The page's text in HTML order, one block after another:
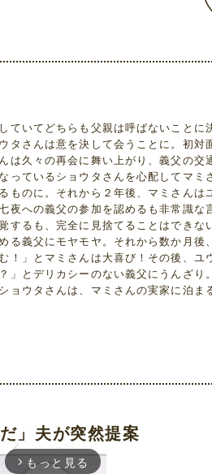
ていてどちらも父親は呼ばないことに
タさんは意を決して会うことに。初対
は久々の再会に舞い上がり、義父の交
っているショウタさんを心配してマミ
ものに。それから２年後、マミさんは
夜への義父の参加を認めるも非常識な
するも、完全に見捨てることはできな
る義父にモヤモヤ。それから数か月後
」とマミさんは大喜び！その後、ユ
」とデリカシーのない義父にうんざり
ウタさんは、マミさんの実家に泊ま
」夫が突然提案
arrow_forward_ios もっと見る